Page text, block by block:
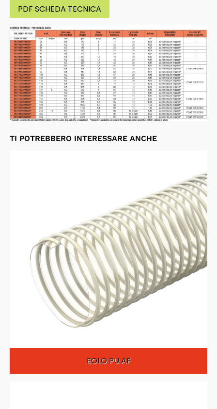
PDF SCHEDA TECNICA
TI POTREBBERO INTERESSARE ANCHE
EOLO PU AF